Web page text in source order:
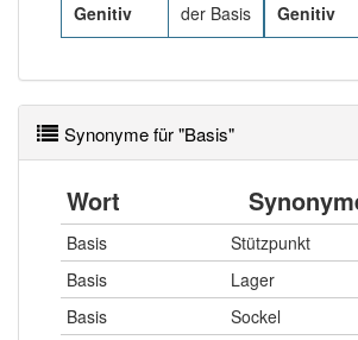
in der Biologie Grundfläche eines
basal ist das Gegenteil zu apikal siehe
der Mathematik:
die Grundzahl beim Potenzieren, siehe
(Mathematik)
die Basis des Logarithmus, auch seine
Mehr lesen
Genitiv der Basis Genitiv
Synonyme für "Basis"
Wort
Basis
Stützpunkt
Basis
Lager
Basis
Sockel